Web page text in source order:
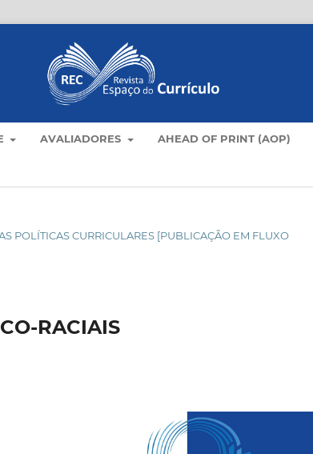
AVALIADORES AHEAD OF PRINT (AOP)
POLÍTICAS CURRICULARES [PUBLICAÇÃO EM FLUXO
RACIAIS